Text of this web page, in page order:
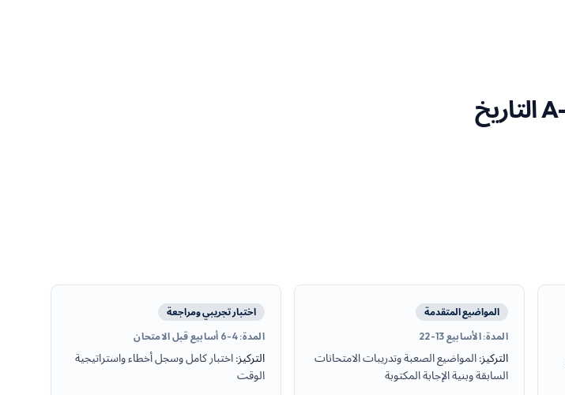
المواضيع المتقدمة
المدة:الأسابيع 13-22
التركيز: المواضيع الصعبة وتدريبات الامتحانات
السابقة وبنية الإجابة المكتوبة
اختبار تجريبي ومراجعة
المدة:4-6 أسابيع قبل الامتحان
التركيز: اختبار كامل وسجل أخطاء واستراتيجية
الوقت